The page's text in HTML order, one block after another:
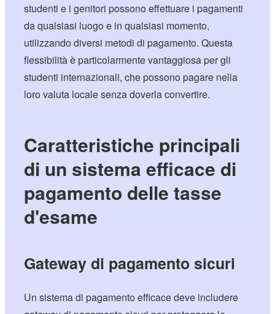
studenti e i genitori possono effettuare i pagamenti
da qualsiasi luogo e in qualsiasi momento,
utilizzando diversi metodi di pagamento. Questa
flessibilità è particolarmente vantaggiosa per gli
studenti internazionali, che possono pagare nella
loro valuta locale senza doverla convertire.
Caratteristiche principali
di un sistema efficace di
pagamento delle tasse
d'esame
Gateway di pagamento sicuri
Un sistema di pagamento efficace deve includere